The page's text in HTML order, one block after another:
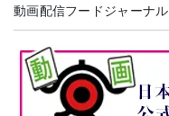
動画配信フードジャーナル